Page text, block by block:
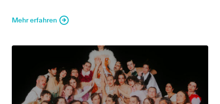
Mehr erfahren